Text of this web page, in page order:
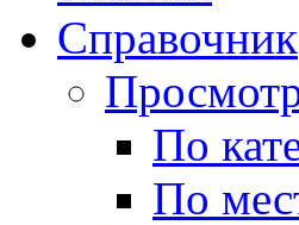
Справочник
По
По